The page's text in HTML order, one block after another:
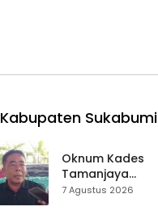
Kabupaten Sukabumi
Oknum Kades
Tamanjaya
Terjerat Kasus
7 Agustus 2026